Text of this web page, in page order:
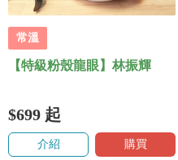
常溫
【特級粉殼龍眼】林振輝
$699 起
介紹 購買